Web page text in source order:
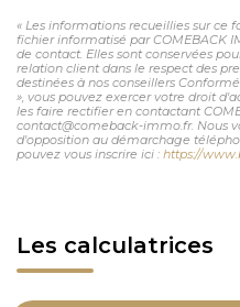
« Les informations recueillies sur ce
fichier informatisé par COMEBACK
de contact. Elles sont conservées
relation client dans le respect des
destinées à nos conseillers
», vous pouvez exercer votre droit
les faire rectifier en contactant
contact@comeback-immo.fr. Nous
d'opposition au démarchage
pouvez vous inscrire ici : https://
Les calculatrices